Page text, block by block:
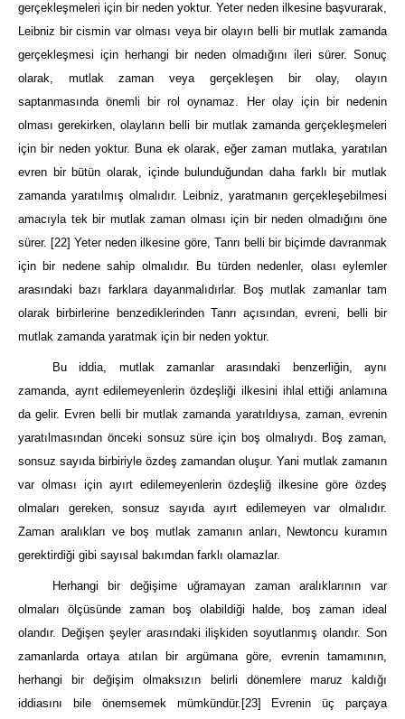
gerçekleşmeleri için bir neden yoktur. Yeter neden ilkesine başvurarak,
Leibniz bir cismin var olması veya bir olayın belli bir mutlak zamanda
gerçekleşmesi için herhangi bir neden olmadığını ileri sürer. Sonuç
olarak, mutlak zaman veya gerçekleşen bir olay, olayın
saptanmasında önemli bir rol oynamaz. Her olay için bir nedenin
olması gerekirken, olayların belli bir mutlak zamanda gerçekleşmeleri
için bir neden yoktur. Buna ek olarak, eğer zaman mutlaka, yaratılan
evren bir bütün olarak, içinde bulunduğundan daha farklı bir mutlak
zamanda yaratılmış olmalıdır. Leibniz, yaratmanın gerçekleşebilmesi
amacıyla tek bir mutlak zaman olması için bir neden olmadığını öne
sürer. [22] Yeter neden ilkesine göre, Tanrı belli bir biçimde davranmak
için bir nedene sahip olmalıdır. Bu türden nedenler, olası eylemler
arasındaki bazı farklara dayanmalıdırlar. Boş mutlak zamanlar tam
olarak birbirlerine benzediklerinden Tanrı açısından, evreni, belli bir
mutlak zamanda yaratmak için bir neden yoktur.
Bu iddia, mutlak zamanlar arasındaki benzerliğin, aynı
zamanda, ayrıt edilemeyenlerin özdeşliği ilkesini ihlal ettiği anlamına
da gelir. Evren belli bir mutlak zamanda yaratıldıysa, zaman, evrenin
yaratılmasından önceki sonsuz süre için boş olmalıydı. Boş zaman,
sonsuz sayıda birbiriyle özdeş zamandan oluşur. Yani mutlak zamanın
var olması için ayırt edilemeyenlerin özdeşliğ ilkesine göre özdeş
olmaları gereken, sonsuz sayıda ayırt edilemeyen var olmalıdır.
Zaman aralıkları ve boş mutlak zamanın anları, Newtoncu kuramın
gerektirdiği gibi sayısal bakımdan farklı olamazlar.
Herhangi bir değişime uğramayan zaman aralıklarının var
olmaları ölçüsünde zaman boş olabildiği halde, boş zaman ideal
olandır. Değişen şeyler arasındaki ilişkiden soyutlanmış olandır. Son
zamanlarda ortaya atılan bir argümana göre, evrenin tamamının,
herhangi bir değişim olmaksızın belirli dönemlere maruz kaldığı
iddiasını bile önemsemek mümkündür. [23] Evrenin üç parçaya